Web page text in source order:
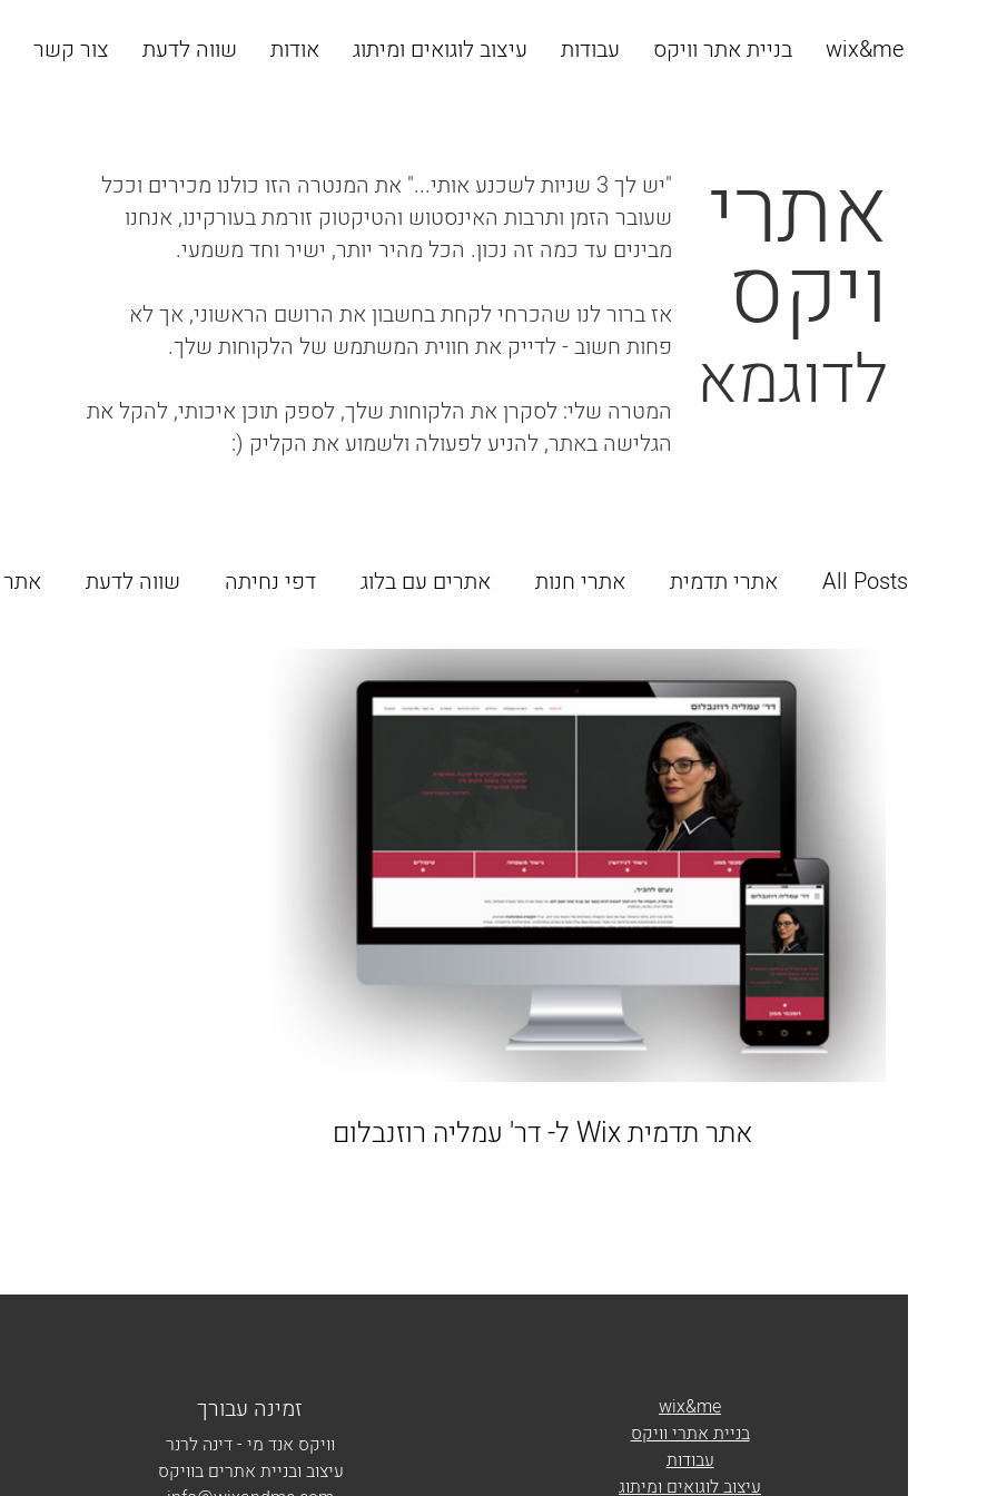
wix&me בניית אתר וויקס עבודות עיצוב לוגואים ומיתוג אודות שווה לדעת צור קשר
אתרי
ויקס
לדוגמא
"יש לך 3 שניות לשכנע אותי..." את המנטרה הזו כולנו מכירים וככל
שעובר הזמן ותרבות האינסטוש והטיקטוק זורמת בעורקינו, אנחנו
מבינים עד כמה זה נכון. הכל מהיר יותר, ישיר וחד משמעי.
אז ברור לנו שהכרחי לקחת בחשבון את הרושם הראשוני, אך לא
פחות חשוב - לדייק את חווית המשתמש של הלקוחות שלך.
המטרה שלי: לסקרן את הלקוחות שלך, לספק תוכן איכותי, להקל את
הגלישה באתר, להניע לפעולה ולשמוע את הקליק (:
All Posts אתרי תדמית אתרי חנות אתרים עם בלוג דפי נחיתה שווה לדעת אתר one pager
אתר תדמית Wix ל- דר' עמליה רוזנבלום
זמינה עבורך
וויקס אנד מי - דינה לרנר
עיצוב ובניית אתרים בוויקס
wix&me
בניית אתרי וויקס
עבודות
​עיצוב לוגואים ומיתוג